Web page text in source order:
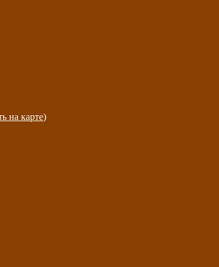
на карте)